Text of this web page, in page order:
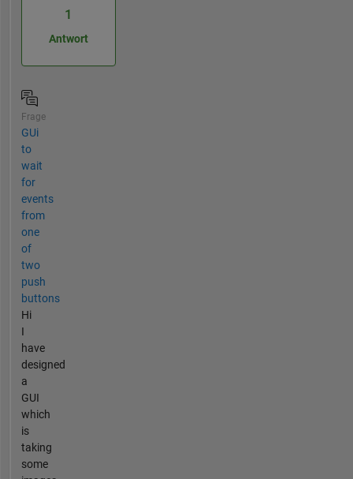
1
Antwort
Frage
GUi
to
wait
for
events
from
one
of
two
push
buttons
Hi
I
have
designed
a
GUI
which
is
taking
some